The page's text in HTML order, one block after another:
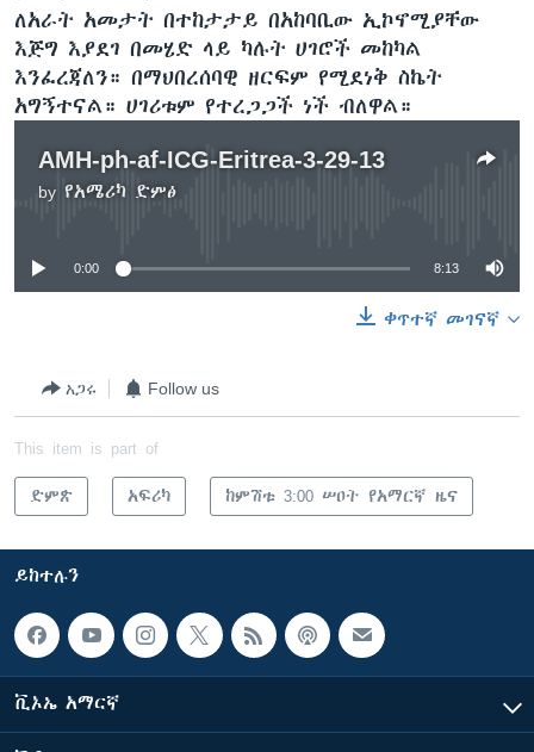
ለአራት አመታት በተከታታይ በአከባቢው ኢኮኖሚያቸው
እጅግ እያደገ በመሄድ ላይ ካሉት ሀገሮች መከካል
እንፈረጃለን። በማህበረሰባዊ ዘርፍም የሚደነቅ ስኬት
አግኝተናል። ሀገሪቱም የተረጋጋች ነች ብለዋል።
AMH-ph-af-ICG-Eritrea-3-29-13
by የአሜሪካ ድምፅ
No media source currently available
0:00 8:13
ቀጥተኛ መገናኛ
አጋሩ Follow us
This item is part of
ድምጽ አፍሪካ ከምሽቱ 3:00 ሠዐት የአማርኛ ዜና
ይከተሉን
ቪኦኤ አማርኛ